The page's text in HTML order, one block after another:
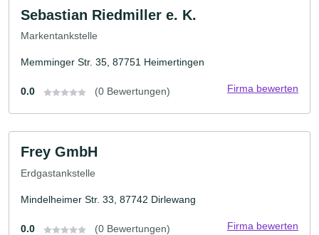
Sebastian Riedmiller e. K.
Markentankstelle
Memminger Str. 35, 87751 Heimertingen
0.0 (0 Bewertungen) Firma bewerten
Frey GmbH
Erdgastankstelle
Mindelheimer Str. 33, 87742 Dirlewang
0.0 (0 Bewertungen) Firma bewerten